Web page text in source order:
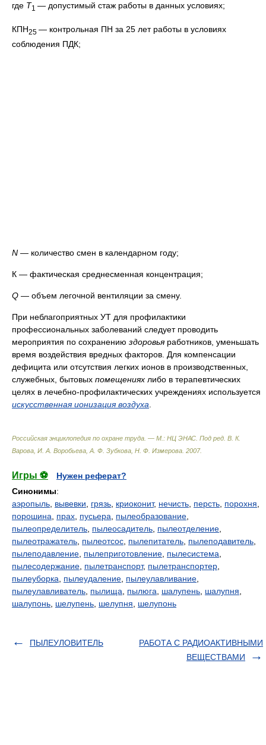
где Т1 — допустимый стаж работы в данных условиях;
КПН25 — контрольная ПН за 25 лет работы в условиях
соблюдения ПДК;
N — количество смен в календарном году;
К — фактическая среднесменная концентрация;
Q — объем легочной вентиляции за смену.
При неблагоприятных УТ для профилактики
профессиональных заболеваний следует проводить
мероприятия по сохранению здоровьяработников, уменьшать
время воздействия вредных факторов. Для компенсации
дефицита или отсутствия легких ионов в производственных,
служебных, бытовых помещениях либо в терапевтических
целях в лечебно-профилактических учреждениях используется
искусственная ионизация воздуха
Российская энциклопедия по охране труда. — М.: НЦ ЭНАС Под ред. В. К.
Варова, И. А. Воробьева, А. Ф. Зубкова, Н. Ф. Измерова 2007.
Игры ⚽
Нужен реферат?
Синонимы:
аэропыль вывевки грязь криоконит, нечисть персть порохня
порошина
прах пусьера пылеобразование
пылеопределитель пылеосадитель пылеотделение
пылеотражатель пылеотсос пылепитатель пылеподавитель
пылеподавление пылеприготовление пылесистема
пылесодержание пылетранспорт, пылетранспортер
пылеуборка
пылеудаление пылеулавливание
пылеулавливатель пылища пылюга шалупень шалупня
шалупонь шелупень шелупня шелупонь
ПЫЛЕУЛОВИТЕЛЬ
РАБОТА С РАДИОАКТИВНЫМИ
ВЕЩЕСТВАМИ